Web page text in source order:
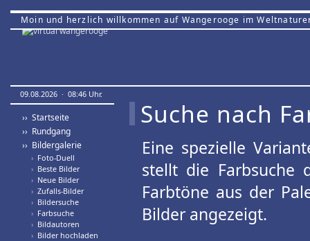
Moin und herzlich willkommen auf Wangerooge im
09.08.2026 · 08:46 Uhr.
›› Startseite
›› Rundgang
›› Bildergalerie
› Foto-Duell
› Beste Bilder
› Neue Bilder
› Zufalls-Bilder
› Bildersuche
› Farbsuche
› Bildautoren
› Bilder hochladen
Suche nach
Eine spezielle
stellt die Farbsuche
Farbtöne aus der
Bilder angezeigt.